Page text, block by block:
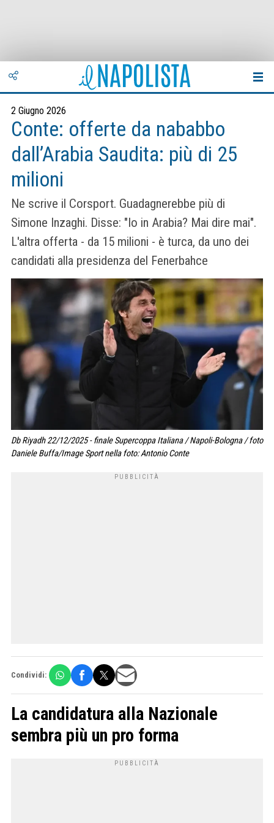
2 Giugno 2026
Conte: offerte da nababbo
dall’Arabia Saudita: più di 25
milioni
Ne scrive il Corsport. Guadagnerebbe più di
Simone Inzaghi. Disse: "Io in Arabia? Mai dire mai".
L'altra offerta - da 15 milioni - è turca, da uno dei
candidati alla presidenza del Fenerbahce
Db Riyadh 22/12/2025 - finale Supercoppa Italiana / Napoli-Bologna / foto
Daniele Buffa/Image Sport nella foto: Antonio Conte
Condividi:
La candidatura alla Nazionale
sembra più un pro forma